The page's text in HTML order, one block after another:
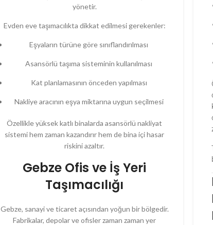
yönetir.
Evden eve taşımacılıkta dikkat edilmesi gerekenler:
Eşyaların türüne göre sınıflandırılması
Asansörlü taşıma sisteminin kullanılması
Kat planlamasının önceden yapılması
Nakliye aracının eşya miktarına uygun seçilmesi
Özellikle yüksek katlı binalarda asansörlü nakliyat
sistemi hem zaman kazandırır hem de bina içi hasar
riskini azaltır.
Gebze Ofis ve İş Yeri
Taşımacılığı
Gebze, sanayi ve ticaret açısından yoğun bir bölgedir.
Fabrikalar, depolar ve ofisler zaman zaman yer